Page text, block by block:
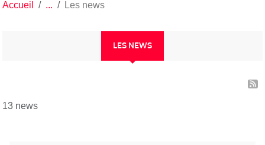
Accueil Les news
LES NEWS
13 news